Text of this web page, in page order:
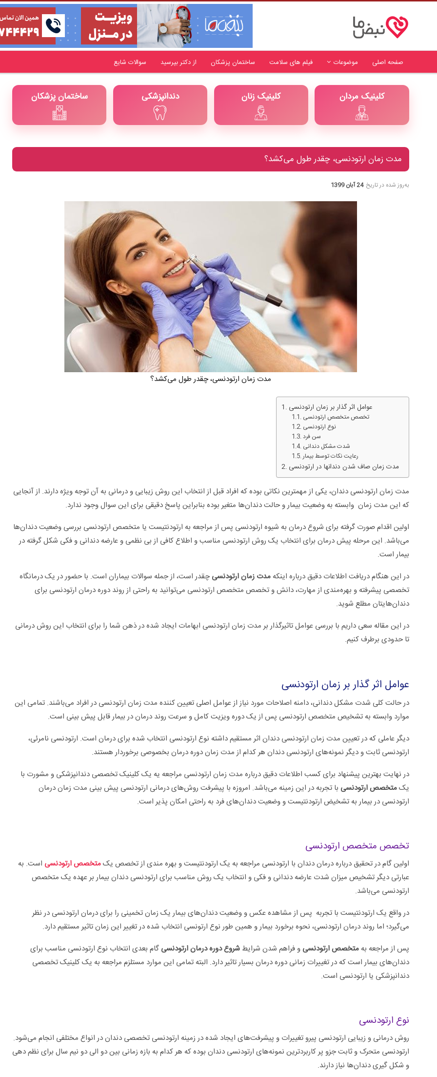
صفحه اصلی موضوعات فیلم های سلامت ساختمان پزشکان از دکتر بپرسید سوالات شایع
ساختمان پزشکان دندانپزشکی کلینیک زنان کلینیک مردان
مدت زمان ارتودنسی، چقدر طول می‌کشد؟
به‌روز شده در تاریخ 24 آبان 1399
مدت زمان ارتودنسی، چقدر طول می‌کشد؟
عوامل اثر گذار بر زمان ارتودنسی
تخصص متخصص ارتودنسی
نوع ارتودنسی
سن فرد
شدت مشکل دندانی
رعایت نکات توسط بیمار
مدت زمان صاف شدن دندانها در ارتودنسی
مدت زمان ارتودنسی دندان، یکی از مهمترین نکاتی بوده که افراد قبل از انتخاب این روش زیبایی و درمانی به آن توجه ویژه دارند. از آنجایی
که این مدت زمان وابسته به وضعیت بیمار و حالت دندان‌ها متغیر بوده بنابراین پاسخ دقیقی برای این سوال وجود ندارد.
اولین اقدام صورت گرفته برای شروع درمان به شیوه ارتودنسی پس از مراجعه به ارتودنتیست یا متخصص ارتودنسی بررسی وضعیت دندان‌ها
می‌باشد. این مرحله پیش درمان برای انتخاب یک روش ارتودنسی مناسب و اطلاع کافی از بی نظمی و عارضه دندانی و فکی شکل گرفته در
بیمار است.
در این هنگام دریافت اطلاعات دقیق درباره اینکه مدت زمان ارتودنسی چقدر است، از جمله سوالات بیماران است. با حضور در یک درمانگاه
تخصصی پیشرفته و بهره‌مندی از مهارت، دانش و تخصص متخصص ارتودنسی می‌توانید به راحتی از روند دوره درمان ارتودنسی برای
دندان‌هایتان مطلع شوید.
در این مقاله سعی داریم با بررسی عوامل تاثیرگذار بر مدت زمان ارتودنسی ابهامات ایجاد شده در ذهن شما را برای انتخاب این روش درمانی
تا حدودی برطرف کنیم.
عوامل اثر گذار بر زمان ارتودنسی
در حالت کلی شدت مشکل دندانی، دامنه اصلاحات مورد نیاز از عوامل اصلی تعیین کننده مدت زمان ارتودنسی در افراد می‌باشند. تمامی این
موارد وابسته به تشخیص متخصص ارتودنسی پس از یک دوره ویزیت کامل و سرعت روند درمان در بیمار قابل پیش بینی است.
دیگر عاملی که در تعیین مدت زمان ارتودنسی دندان اثر مستقیم داشته نوع ارتودنسی انتخاب شده برای درمان است. ارتودنسی نامرئی،
ارتودنسی ثابت و دیگر نمونه‌های ارتودنسی دندان هر کدام از مدت زمان دوره درمان بخصوصی برخوردار هستند.
در نهایت بهترین پیشنهاد برای کسب اطلاعات دقیق درباره مدت زمان ارتودنسی مراجعه یه یک کلینیک تخصصی دندانپزشکی و مشورت با
یکمتخصص ارتودنسی با تجربه در این زمینه می‌باشد. امروزه با پیشرفت روش‌های درمانی ارتودنسی پیش بینی مدت زمان درمان
ارتودنسی در بیمار به تشخیض ارتودنتیست و وضعیت دندان‌های فرد به راحتی امکان پذیر است.
تخصص متخصص ارتودنسی
اولین گام در تحقیق درباره درمان دندان با ارتودنسی مراجعه به یک ارتودنتیست و بهره مندی از تخصص یکمتخصص ارتودنسی است. به
عبارتی دیگر تشخیص میزان شدت عارضه دندانی و فکی و انتخاب یک روش مناسب برای ارتودنسی دندان بیمار بر عهده یک متخصص
ارتودنسی می‌باشد.
در واقع یک ارتودنتیست با تجربه پس از مشاهده عکس و وضعیت دندان‌های بیمار یک زمان تخمینی را برای درمان ارتودنسی در نظر
می‌گیرد؛ اما روند درمان ارتودنسی، نحوه برخورد بیمار و همین طور نوع ارتونسی انتخاب شده در تغییر این زمان تاثیر مستقیم دارد.
پس از مراجعه به متخصص ارتودنسی و فراهم شدن شرایط شروع دوره درمان ارتودنسی گام بعدی انتخاب نوع ارتودنسی مناسب برای
دندان‌های بیمار است که در تغییرات زمانی دوره درمان بسیار تاثیر دارد. البته تمامی این موارد مستلزم مراجعه به یک کلینیک تخصصی
دندانپزشکی یا ارتودنسی است.
نوع ارتودنسی
روش درمانی و زیبایی ارتودنسی پیرو تغییرات و پیشرفت‌های ایجاد شده در زمینه ارتودنسی تخصصی دندان در انواع مختلفی انجام می‌شود.
ارتودنسی متحرک و ثابت جزو پر کاربردترین نمونه‌های ارتودنسی دندان بوده که هر کدام به بازه زمانی بین دو الی دو نیم سال برای نظم دهی
و شکل گیری دندان‌ها نیاز دارند.
+ویدئو زگیل تناسلی از تشخیص تا درمان +ویدئو
برای چه بیماری هایی به متخصص اورولوژی
مراجعه کنیم؟